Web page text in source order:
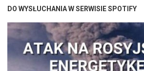
DO WYSŁUCHANIA W SERWISIE SPOTIFY